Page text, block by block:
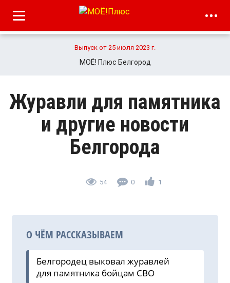
Выпуск от 25 июля 2023 г.
МОЁ! Плюс Белгород
Журавли для памятника
и другие новости
Белгорода
54 0 1
О ЧЁМ РАССКАЗЫВАЕМ
Белгородец выковал журавлей
для памятника бойцам СВО